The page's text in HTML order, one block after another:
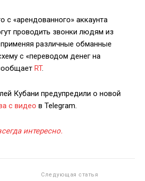
с «арендованного» аккаунта
проводить звонки людям из
различные обманные
с «переводом денег на
RT.
Кубани предупредили о новой
с видео в Telegram.
интересно.
Следующая статья